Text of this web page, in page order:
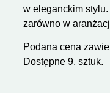
w eleganckim
zarówno w
Podana cena
Dostępne 9. sztuk.